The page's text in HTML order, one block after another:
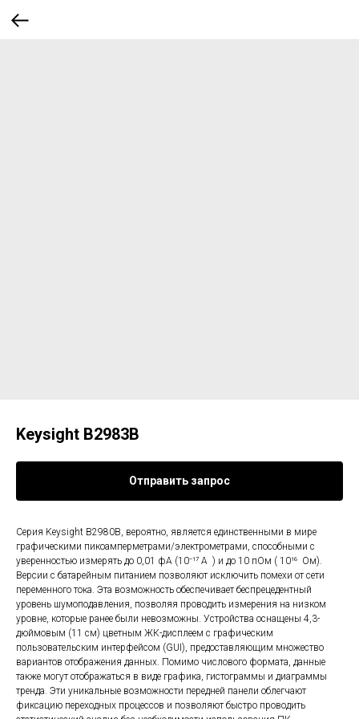
Keysight B2983B
Отправить запрос
Серия Keysight B2980B, вероятно, является единственными в мире
графическими пикоамперметрами/электрометрами, способными с
уверенностью измерять до 0,01 фА (10⁻¹⁷ А ) и до 10 пОм ( 10¹⁶ Ом).
Версии с батарейным питанием позволяют исключить помехи от сети
переменного тока. Эта возможность обеспечивает беспрецедентный
уровень шумоподавления, позволяя проводить измерения на низком
уровне, которые ранее были невозможны. Устройства оснащены 4,3-
дюймовым (11 см) цветным ЖК-дисплеем с графическим
пользовательским интерфейсом (GUI), предоставляющим множество
вариантов отображения данных. Помимо числового формата, данные
также могут отображаться в виде графика, гистограммы и диаграммы
тренда. Эти уникальные возможности передней панели облегчают
фиксацию переходных процессов и позволяют быстро проводить